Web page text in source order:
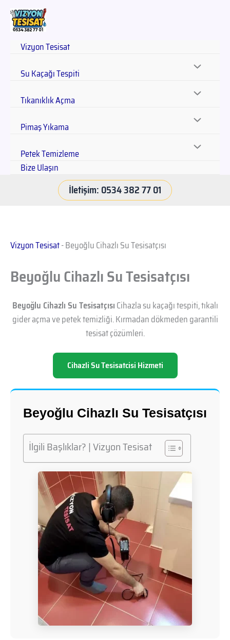
Vizyon Tesisat
Su Kaçağı Tespiti
Tıkanıklık Açma
Pimaş Yıkama
Petek Temizleme
Bize Ulaşın
İletişim: 0534 382 77 01
Vizyon Tesisat-Beyoğlu Cihazlı Su Tesisatçısı
Beyoğlu Cihazlı Su Tesisatçısı
Beyoğlu Cihazlı Su TesisatçısıCihazla su kaçağı tespiti, tıkalı
gider açma ve petek temizliği. Kırmadan dökmeden garantili
tesisat çözümleri.
Cihazli Su Tesisatcisi Hizmeti
Beyoğlu Cihazlı Su Tesisatçısı
İlgili Başlıklar? | Vizyon Tesisat